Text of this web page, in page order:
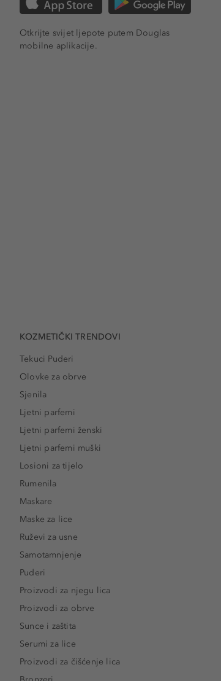
Otkrijte svijet ljepote putem Douglas
mobilne aplikacije.
KOZMETIČKI TRENDOVI
Tekuci Puderi
Olovke za obrve
Sjenila
Ljetni parfemi
Ljetni parfemi ženski
Ljetni parfemi muški
Losioni za tijelo
Rumenila
Maskare
Maske za lice
Ruževi za usne
Samotamnjenje
Puderi
Proizvodi za njegu lica
Proizvodi za obrve
Sunce i zaštita
Serumi za lice
Proizvodi za čišćenje lica